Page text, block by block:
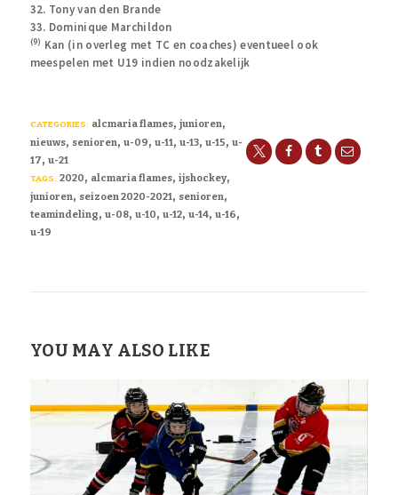
32. Tony van den Brande
33. Dominique Marchildon
(9) Kan (in overleg met TC en coaches) eventueel ook
meespelen met U19 indien noodzakelijk
CATEGORIES: alcmaria flames, junioren,
nieuws, senioren, u-09, u-11, u-13, u-15, u-
17, u-21
TAGS: 2020, alcmaria flames, ijshockey,
junioren, seizoen 2020-2021, senioren,
teamindeling, u-08, u-10, u-12, u-14, u-16,
u-19
YOU MAY ALSO LIKE